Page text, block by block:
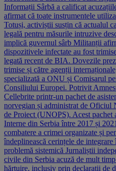
Informații Sârbă a calificat
afirmat că toate instrumentele
Totuși, activiștii susțin că actualul
legală pentru măsurile intruzive
implică guvernul sârb Militanții
dispozitivele infectate au fost
legată recent de BIA. Dovezile
trimise și către agenții
specializată a ONU și Comisarul
Consiliului Europei. Potrivit
Cellebrite printr-un pachet de
norvegian și administrat de
de Proiect (UNOPS). Acest
Interne din Serbia între 2017 și
combatere a crimei organizate și
îndeplinească cerințele de
problemă sistemică Jurnaliștii
civile din Serbia acuză de mult
hărțuire, inclusiv prin declarații de